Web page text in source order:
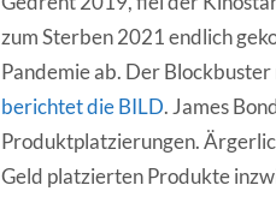
zum Sterben 2021 endlich
Pandemie ab. Der
berichtet die BILD. James
Produktplatzierungen.
Geld platzierten Produkte